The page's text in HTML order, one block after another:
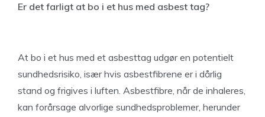
Er det farligt at bo i et hus med asbest tag?
At bo i et hus med et asbesttag udgør en potentielt
sundhedsrisiko, især hvis asbestfibrene er i dårlig
stand og frigives i luften. Asbestfibre, når de inhaleres,
kan forårsage alvorlige sundhedsproblemer, herunder